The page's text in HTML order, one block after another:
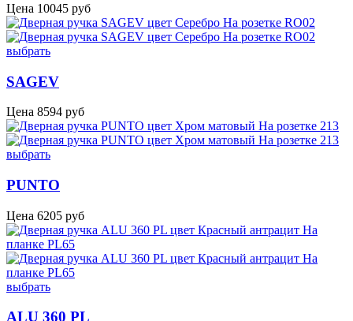
Цена 10045 руб
выбрать
SAGEV
Цена 8594 руб
выбрать
PUNTO
Цена 6205 руб
выбрать
ALU 360 PL